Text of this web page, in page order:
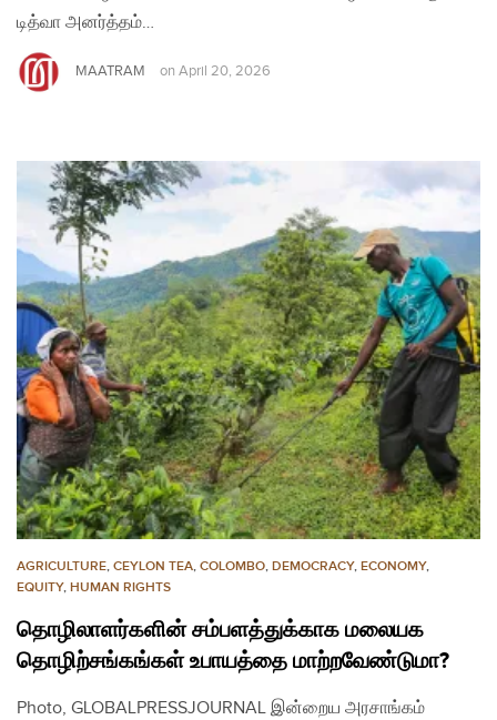
டித்வா அனர்த்தம்…
MAATRAM on April 20, 2026
AGRICULTURE, CEYLON TEA, COLOMBO, DEMOCRACY, ECONOMY,
EQUITY, HUMAN RIGHTS
தொழிலாளர்களின் சம்பளத்துக்காக மலையக
தொழிற்சங்கங்கள் உபாயத்தை மாற்றவேண்டுமா?
Photo, GLOBALPRESSJOURNAL இன்றைய அரசாங்கம்